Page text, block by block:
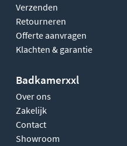
Verzenden
Retourneren
Offerte aanvragen
Klachten & garantie
Badkamerxxl
Over ons
Zakelijk
Contact
Showroom